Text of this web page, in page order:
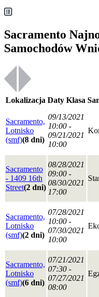
Sacramento
Samochodów
Lokalizacja Daty Klasa
Sacramento,
Lotnisko
(smf)(8 dni)
09/13/2021
10:00 -
09/21/2021
10:00
Sacramento
- 1409 16th
Street(2 dni)
08/28/2021
09:00 -
08/30/2021
17:00
Sacramento,
Lotnisko
(smf)(2 dni)
07/28/2021
10:00 -
07/30/2021
10:00
Sacramento,
Lotnisko
(smf)(6 dni)
07/21/2021
07:30 -
07/27/2021
08:00